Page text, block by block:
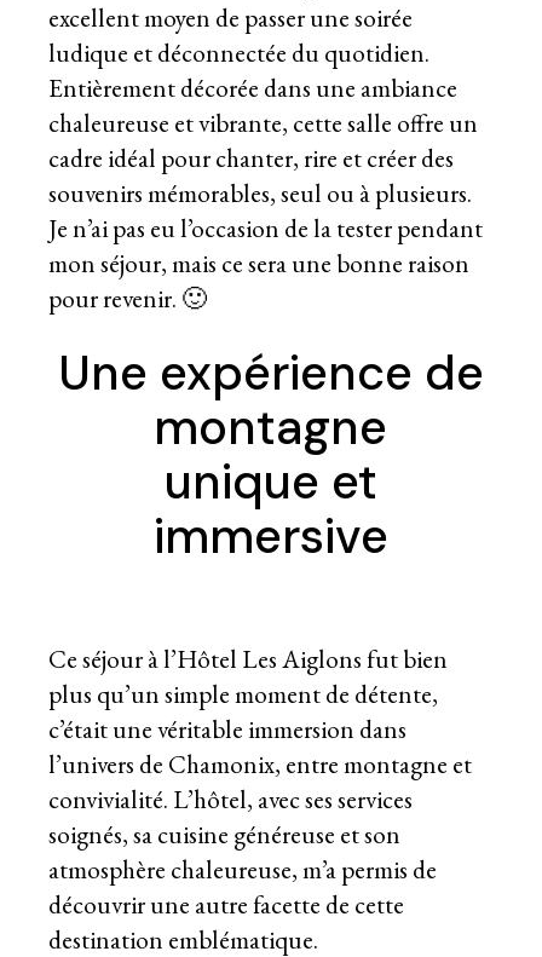
excellent moyen de passer une soirée
ludique et déconnectée du quotidien.
Entièrement décorée dans une ambiance
chaleureuse et vibrante, cette salle offre un
cadre idéal pour chanter, rire et créer des
souvenirs mémorables, seul ou à plusieurs.
Je n’ai pas eu l’occasion de la tester pendant
mon séjour, mais ce sera une bonne raison
pour revenir. 🙂
Une expérience de
montagne
unique et
immersive
Ce séjour à l’Hôtel Les Aiglons fut bien
plus qu’un simple moment de détente,
c’était une véritable immersion dans
l’univers de Chamonix, entre montagne et
convivialité. L’hôtel, avec ses services
soignés, sa cuisine généreuse et son
atmosphère chaleureuse, m’a permis de
découvrir une autre facette de cette
destination emblématique.